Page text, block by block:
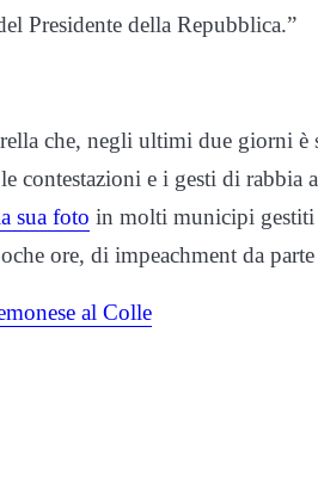
Presidente della Repubblica.”
che, negli ultimi due giorni
contestazioni e i gesti di rabbia
sua foto in molti municipi gestiti
ore, di impeachment da
al Colle